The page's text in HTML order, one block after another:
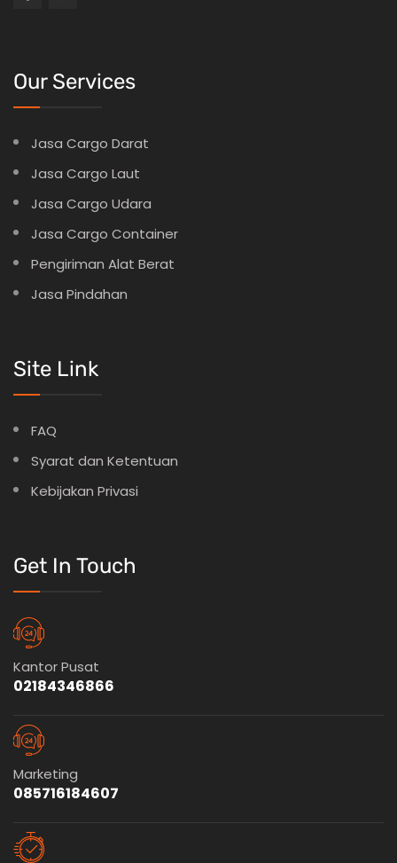
Our Services
Jasa Cargo Darat
Jasa Cargo Laut
Jasa Cargo Udara
Jasa Cargo Container
Pengiriman Alat Berat
Jasa Pindahan
Site Link
FAQ
Syarat dan Ketentuan
Kebijakan Privasi
Get In Touch
Kantor Pusat
02184346866
Marketing
085716184607